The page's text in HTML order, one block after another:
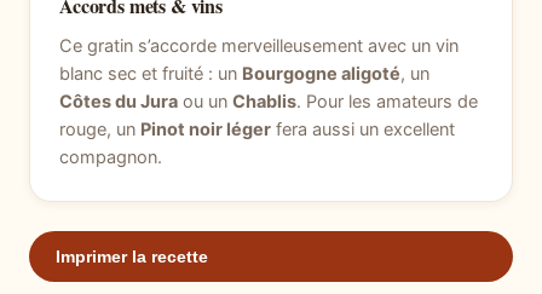
Accords mets & vins
Ce gratin s’accorde merveilleusement avec un vin
blanc sec et fruité : un Bourgogne aligoté, un
Côtes du Jura ou un Chablis. Pour les amateurs de
rouge, un Pinot noir léger fera aussi un excellent
compagnon.
Imprimer la recette